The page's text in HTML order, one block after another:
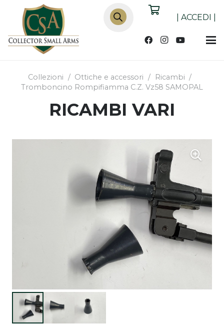
Products
search
ACCEDI
Collezioni / Ottiche e accessori / Ricambi /
Tromboncino Rompifiamma C.Z. Vz58 SAMOPAL
RICAMBI VARI